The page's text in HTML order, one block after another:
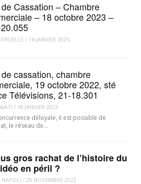
Cassation – Chambre
– 18 octobre 2023 –
/ 16 JANVIER 2025
cassation, chambre
19 octobre 2022, sté
Télévisions, 21-18.301
/ 18 JANVIER 2023
déloyale, il est possible de
le réseau de…
gros rachat de l’histoire du
en péril ?
NAPOLI / 29 NOVEMBRE 2022